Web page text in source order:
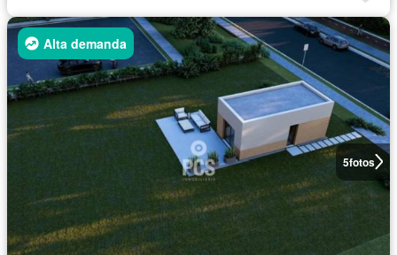
5fotos
Alta demanda